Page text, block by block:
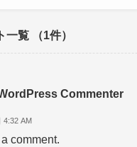
一覧 （1件）
Commenter
4:32 AM
comment.